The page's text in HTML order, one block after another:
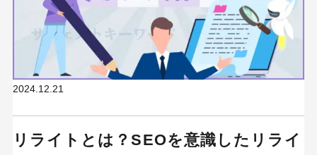
2024.12.21
リライトとは？SEOを意識したリライ